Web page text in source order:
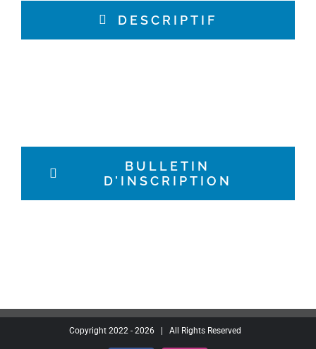
DESCRIPTIF
BULLETIN
D’INSCRIPTION
Copyright 2022 - 2026 | All Rights Reserved